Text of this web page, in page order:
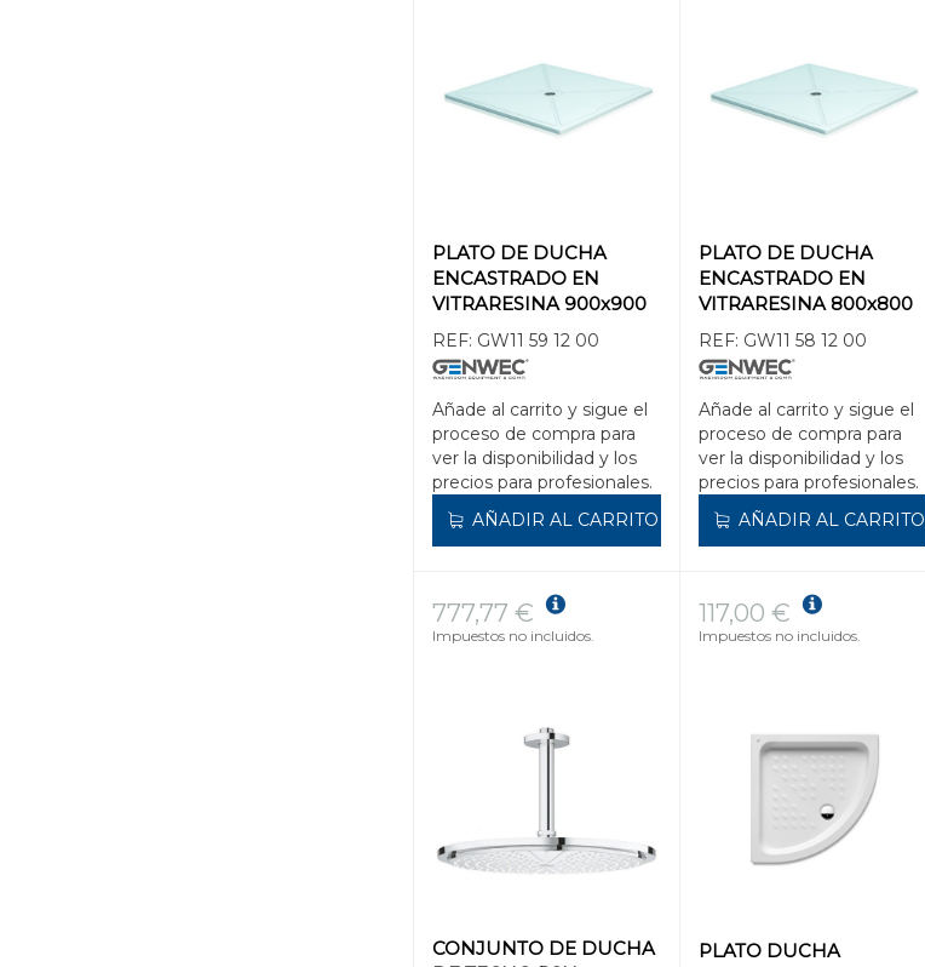
PLATO DE DUCHA
ENCASTRADO EN
VITRARESINA 900x900
REF: GW11 59 12 00
Añade al carrito y sigue el
proceso de compra para
ver la disponibilidad y los
precios para profesionales.
AÑADIR AL CARRITO
PLATO DE DUCHA
ENCASTRADO EN
VITRARESINA 800x800
REF: GW11 58 12 00
Añade al carrito y sigue el
proceso de compra para
ver la disponibilidad y los
precios para profesionales.
AÑADIR AL CARRITO
CONJUNTO DE DUCHA
777,77 €
Impuestos no incluidos.
PLATO DUCHA
117,00 €
Impuestos no incluidos.